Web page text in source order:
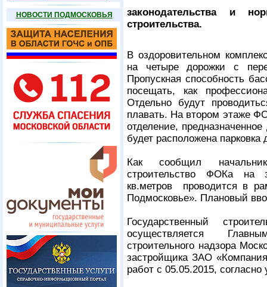
НОВОСТИ ПОДМОСКОВЬЯ
законодательства и
строительства.
В оздоровительном
на четыре дорожки с
Пропускная способность
посещать, как
Отдельно будут
плавать. На втором этаже
отделение,
будет расположена
Как сообщил
строительство ФОКа на
кв.метров проводится в
Подмосковье». Плановый
Государственный
осуществляется
строительного надзора
застройщика ЗАО
работ с 05.05.2015,